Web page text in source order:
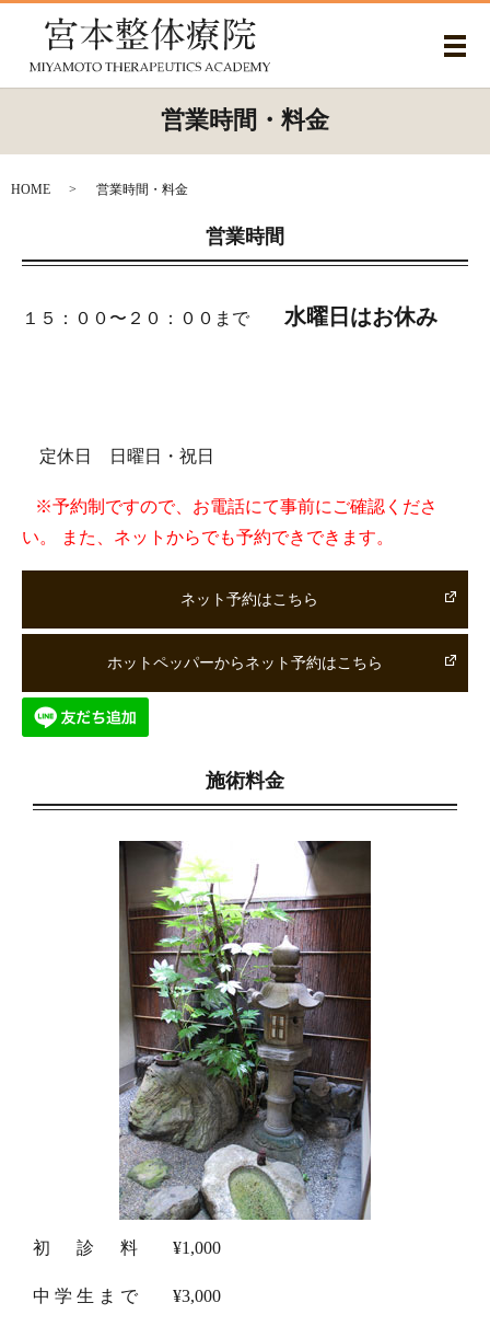
メ
営業時間・料金
HOME 営業時間・料金
営業時間
１５：００〜２０：００まで 水曜日はお休み
定休日 日曜日・祝日
※予約制ですので、お電話にて事前にご確認くださ
い。 また、ネットからでも予約できできます。
ネット予約はこちら
ホットペッパーからネット予約はこちら
施術料金
初 診 料 ¥1,000
中 学 生 ま で ¥3,000